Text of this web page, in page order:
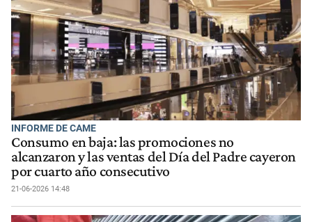
INFORME DE CAME
Consumo en baja: las promociones no
alcanzaron y las ventas del Día del Padre cayeron
por cuarto año consecutivo
21-06-2026 14:48